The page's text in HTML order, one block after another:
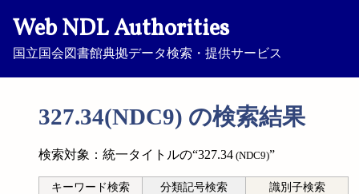
Web NDL Authorities
国立国会図書館典拠データ検索・提供サービス
327.34(NDC9) の検索結果
検索対象：統一タイトルの“327.34 (NDC9)”
キーワード検索 分類記号検索 識別子検索